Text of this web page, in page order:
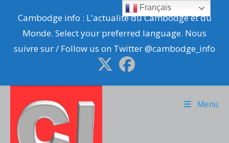
content
Cambodge info : L'actualité du Cambodge et du
Monde. Select your preferred language. Nous
suivre sur / Follow us on Twitter @cambodge_info
Menu
Français